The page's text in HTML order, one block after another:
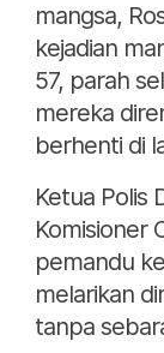
mangsa,
kejadian
57, parah
mereka
berhenti di
Ketua Polis
Komisioner
pemandu
melarikan
tanpa